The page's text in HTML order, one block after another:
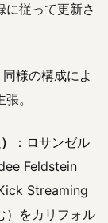
に従って更新さ
同様の構成によ
。
：ロサンゼル
Feldstein
Streaming
）をカリフォル